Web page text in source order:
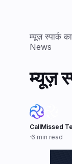
म्यूज़ स्पार्क
News
म्यूज़
CallMissed
·6 min read